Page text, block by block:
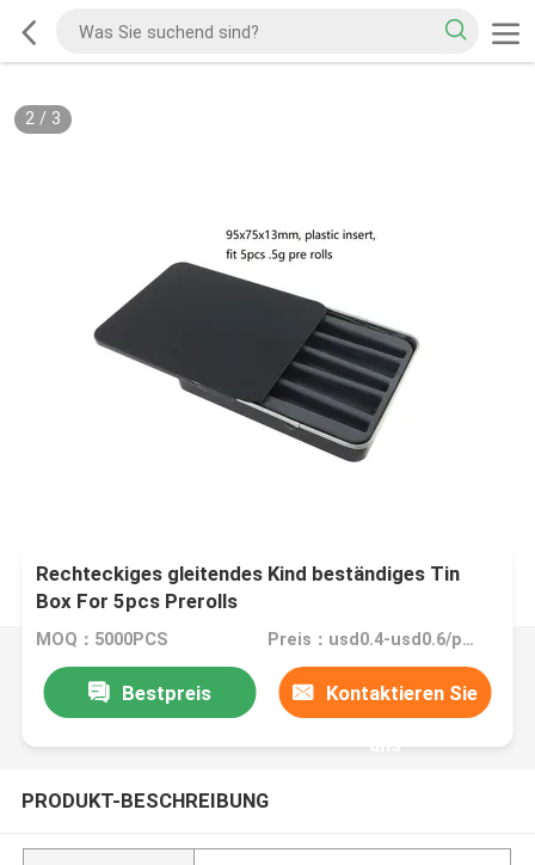
2/ 3
Rechteckiges gleitendes Kind beständiges Tin
Box For 5pcs Prerolls
MOQ：5000PCS Preis：usd0.4-usd0.6/pc FOB China
Bestpreis Kontaktieren Sie
uns
PRODUKT-BESCHREIBUNG